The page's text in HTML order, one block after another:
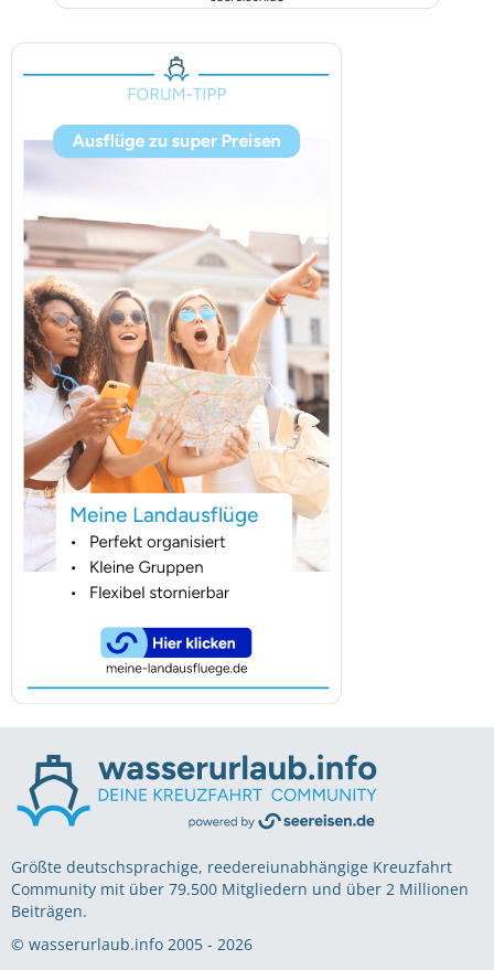
Größte deutschsprachige, reedereiunabhängige Kreuzfahrt
Community mit über 79.500 Mitgliedern und über 2 Millionen
Beiträgen.
© wasserurlaub.info 2005 - 2026